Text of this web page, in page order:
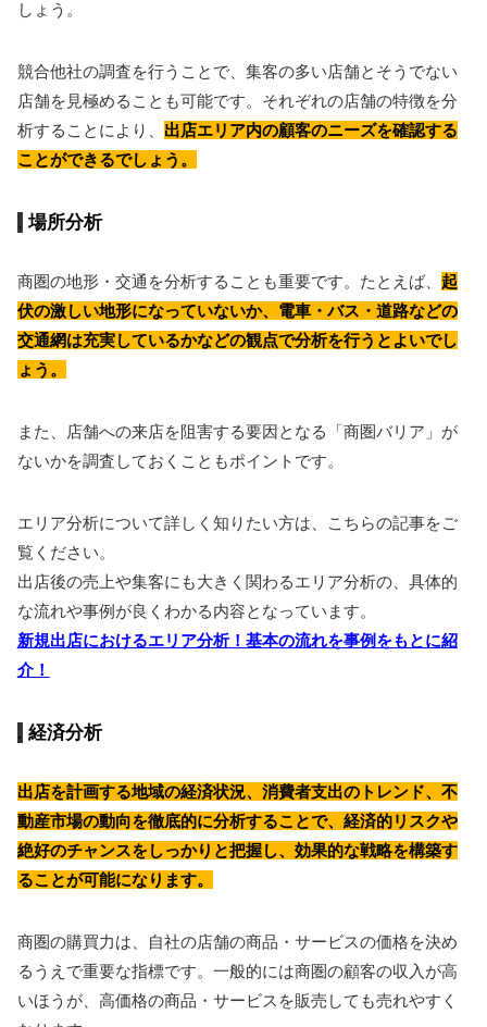
しょう。
競合他社の調査を行うことで、集客の多い店舗とそうでない
店舗を見極めることも可能です。それぞれの店舗の特徴を分
析することにより、 出店エリア内の顧客のニーズを確認する
ことができるでしょう。
場所分析
商圏の地形・交通を分析することも重要です。たとえば、 起
伏の激しい地形になっていないか、電車・バス・道路などの
交通網は充実しているかなどの観点で分析を行うとよいでし
ょう。
また、店舗への来店を阻害する要因となる「商圏バリア」が
ないかを調査しておくこともポイントです。
エリア分析について詳しく知りたい方は、こちらの記事をご
覧ください。
出店後の売上や集客にも大きく関わるエリア分析の、具体的
な流れや事例が良くわかる内容となっています。
新規出店におけるエリア分析！基本の流れを事例をもとに紹
介！
経済分析
出店を計画する地域の経済状況、消費者支出のトレンド、不
動産市場の動向を徹底的に分析することで、経済的リスクや
絶好のチャンスをしっかりと把握し、効果的な戦略を構築す
ることが可能になります。
商圏の購買力は、自社の店舗の商品・サービスの価格を決め
るうえで重要な指標です。一般的には商圏の顧客の収入が高
いほうが、高価格の商品・サービスを販売しても売れやすく